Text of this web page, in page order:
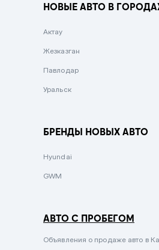
Серебристый металлик
Бело-Дымчатый
Светло-зелёный
Зеленый металлик
НОВЫЕ АВТО В
Актау
Жезказган
Павлодар
Уральск
БРЕНДЫ НОВЫХ АВТО
Hyundai
GWM
АВТО С ПРОБЕГОМ
Объявления о продаже авто в